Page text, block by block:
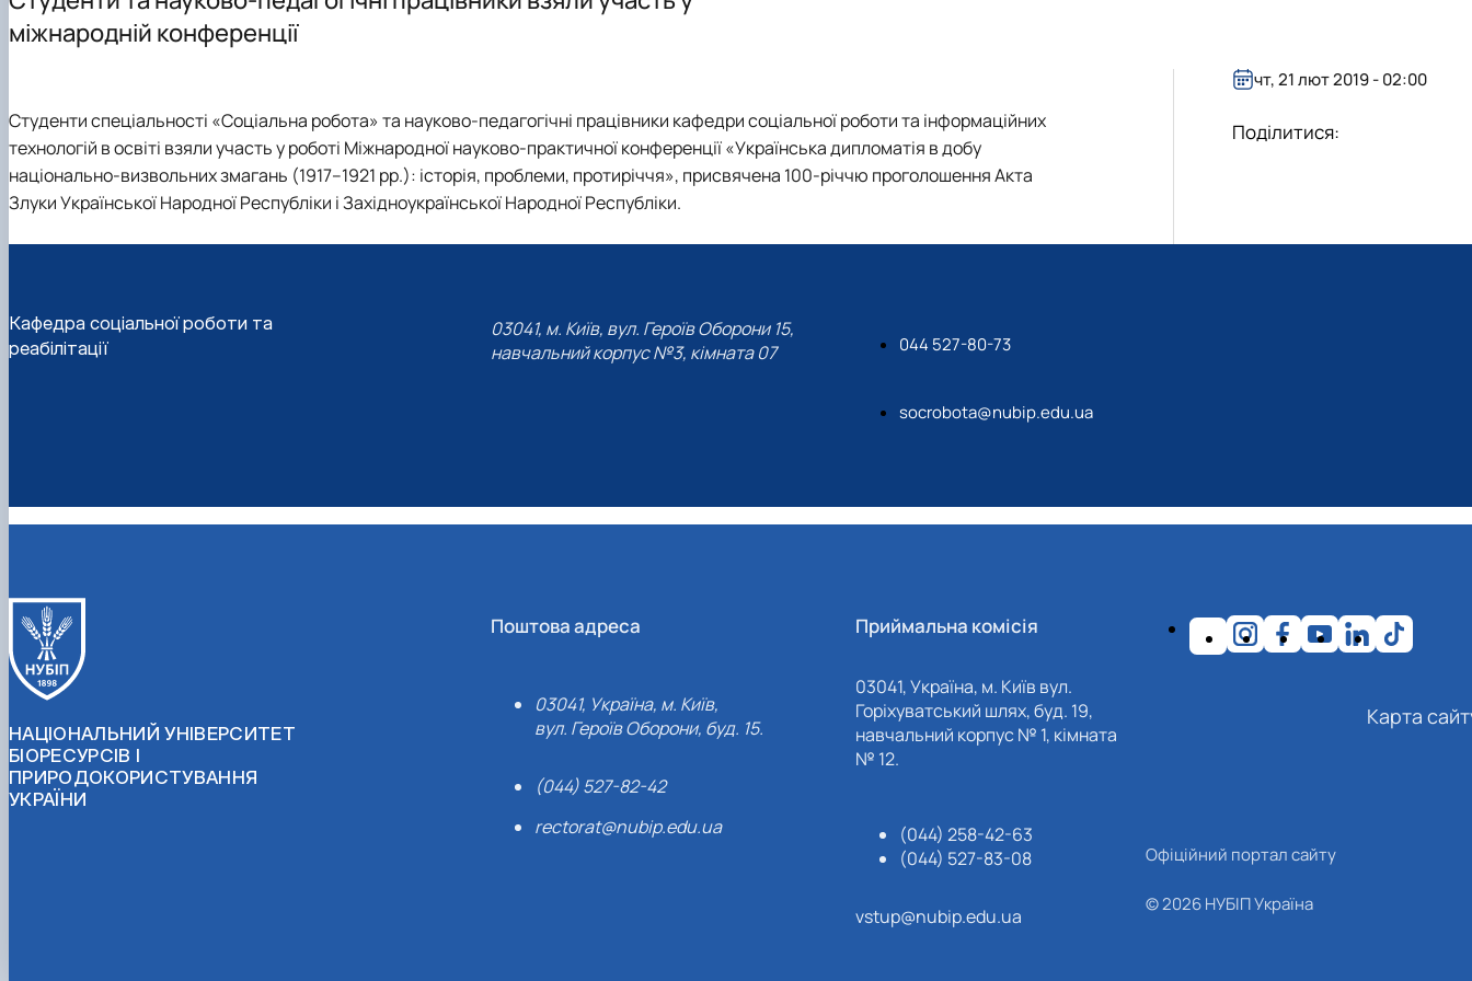
Опитування
Цифрова бібліотека
Роботодавці
Спеціальності аспірантури
Як стати студентом?
Підготовчі курси до НМТ
Підготовчі курси до ЄВІ
Правила прийому 2026
Контактні дані
Другий (магістерський) рівень вищої освіти І10 Соціальна робота та консультуван…
Обговорення ОПП "Соціальна робота" 2026
ОПП "Соціальна робота" бакалавр 2026
Практичне навчання
На допомогу здобувачам вищої освіти
Неформальна освіта
Наукові гуртки
Наукове стажування
міжнародній конференції
Студенти спеціальності «Соціальна робота» та науково-педагогічні працівники кафедри соціальної роботи та інформаційних
технологій в освіті взяли участь у роботі Міжнародної науково-практичної конференції «Українська дипломатія в добу
національно-визвольних змагань (1917–1921 рр.): історія, проблеми, протиріччя», присвячена 100-річчю проголошення Акта
Злуки Української Народної Республіки і Західноукраїнської Народної Республіки.
чт, 21 лют 2019 - 02:00
Поділитися:
Кафедра соціальної роботи та
реабілітації
03041, м. Київ, вул. Героїв Оборони 15,
навчальний корпус №3, кімната 07
044 527-80-73
socrobota@nubip.edu.ua
НАЦІОНАЛЬНИЙ УНІВЕРСИТЕТ
БІОРЕСУРСІВ І
ПРИРОДОКОРИСТУВАННЯ
УКРАЇНИ
Поштова адреса
03041, Україна, м. Київ,
вул. Героїв Оборони, буд. 15.
(044) 527-82-42
rectorat@nubip.edu.ua
Приймальна комісія
03041, Україна, м. Київ вул.
Горіхуватський шлях, буд. 19,
навчальний корпус № 1, кімната
№ 12.
(044) 258-42-63
(044) 527-83-08
vstup@nubip.edu.ua
Карта
Офіційний портал сайту
© 2026 НУБІП Україна